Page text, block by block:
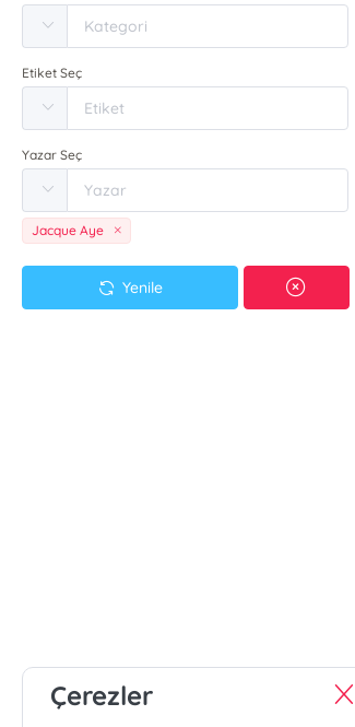
Etiket Seç
Yazar Seç
Jacque Aye
Yenile
Çerezler